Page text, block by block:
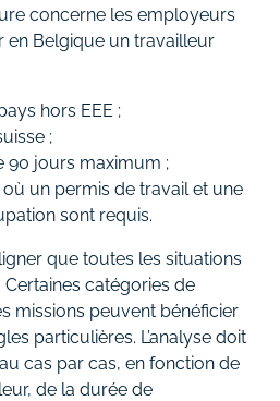
concerne les employeurs
Belgique un travailleur
hors EEE ;
;
90 jours maximum ;
un permis de travail et une
sont requis.
que toutes les situations
catégories de
missions peuvent bénéficier
particulières. L’analyse doit
cas par cas, en fonction de
de la durée de